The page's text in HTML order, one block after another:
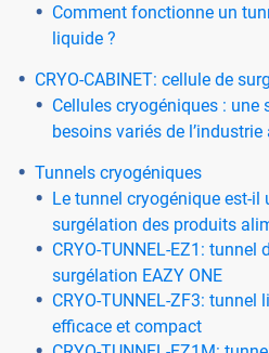
Comment fonctionne un
liquide ?
CRYO-CABINET: cellule de
Cellules cryogéniques :
besoins variés de
Tunnels cryogéniques
Le tunnel cryogénique est-il
surgélation des produits
CRYO-TUNNEL-EZ1:
surgélation EAZY ONE
CRYO-TUNNEL-ZF3:
efficace et compact